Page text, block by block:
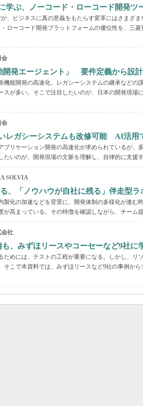
学ぶ、ノーコード・ローコード開発ツ
、ビジネスに真の意義をもたらす変革にはさまざま
ローコード開発プラットフォームの優位性を、三
会
開発エージェント」 要件定義から設
機能開発の高速化、レガシーシステムの継承などの
スが多い。そこで注目したいのが、日本の開発現場
会
レガシーシステムも改修可能 AI活用
プリケーション開発の高速化が求められているが、
たいのが、開発現場の文脈を理解し、自律的に支援
SOLVIA
、「ノウハウが自社に残る」伴走型ラ
製化の加速などを背景に、開発体制の多様化が進む
が高まっている。その特徴を確認しながら、チーム
会社
、みずほリースやコーセーなど9社に
ためには、テストの工程が重要になる。しかし、リ
そこで本資料では、みずほリースなど9社の事例か